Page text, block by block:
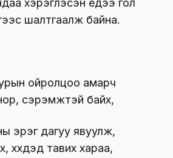
хэрэглэсэн үедээ гол
шалтгаалж байна.
ойролцоо амарч
сэрэмжтэй байх,
эрэг дагуу явуулж,
хүүхдэд тавих хараа,